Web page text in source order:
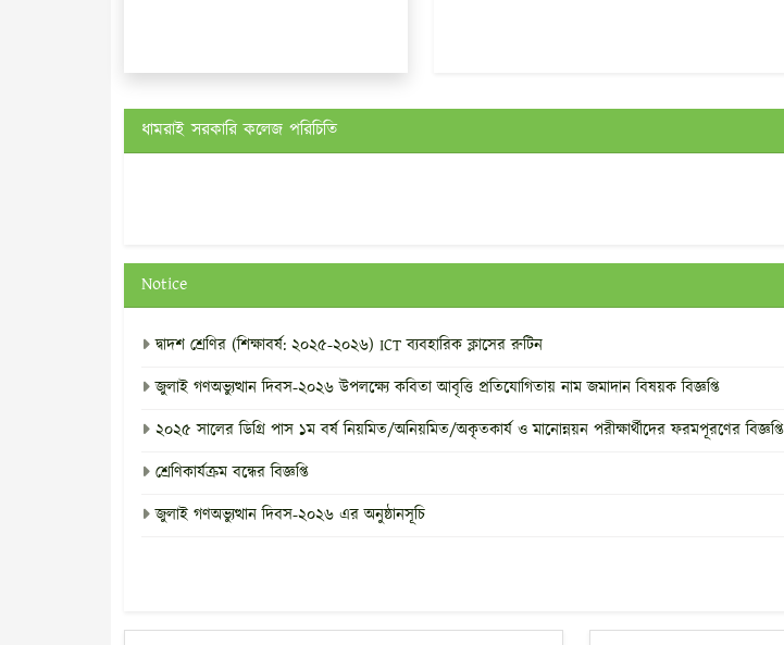
ধামরাই সরকারি কলেজ পরিচিতি
Notice
দ্বাদশ শ্রেণির (শিক্ষাবর্ষ: ২০২৫-২০২৬) ICT ব্যবহারিক ক্লাসের রুটিন
জুলাই গণঅভ্যুত্থান দিবস-২০২৬ উপলক্ষ্যে কবিতা আবৃত্তি প্রতিযোগিতায় নাম জমাদান বিষয়ক বিজ্ঞপ্তি
২০২৫ সালের ডিগ্রি পাস ১ম বর্ষ নিয়মিত/অনিয়মিত/অকৃতকার্য ও মানোন্নয়ন পরীক্ষার্থীদের ফরমপূরণের বিজ্ঞপ্তি
শ্রেণিকার্যক্রম বন্ধের বিজ্ঞপ্তি
জুলাই গণঅভ্যুত্থান দিবস-২০২৬ এর অনুষ্ঠানসূচি